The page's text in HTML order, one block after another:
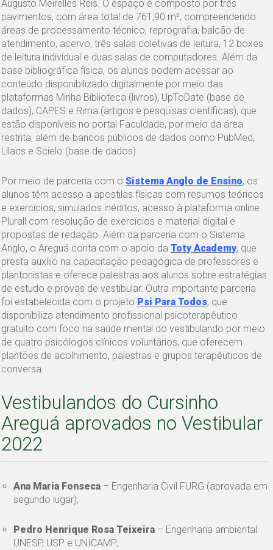
Augusto Meirelles Reis. O espaço é composto por três
pavimentos, com área total de 761,90 m², compreendendo
áreas de processamento técnico, reprografia, balcão de
atendimento, acervo, três salas coletivas de leitura, 12 boxes
de leitura individual e duas salas de computadores. Além da
base bibliográfica física, os alunos podem acessar ao
conteúdo disponibilizado digitalmente por meio das
plataformas Minha Biblioteca (livros), UpToDate (base de
dados), CAPES e Rima (artigos e pesquisas científicas), que
estão disponíveis no portal Faculdade, por meio da área
restrita, além de bancos públicos de dados como PubMed,
Lilacs e Scielo (base de dados).
Por meio de parceria com oSistema Anglo de Ensino, os
alunos têm acesso a apostilas físicas com resumos teóricos
e exercícios, simulados inéditos, acesso à plataforma online
Plurall com resolução de exercícios e material digital e
propostas de redação. Além da parceria com o Sistema
Anglo, o Areguá conta com o apoio daToty Academy, que
presta auxílio na capacitação pedagógica de professores e
plantonistas e oferece palestras aos alunos sobre estratégias
de estudo e provas de vestibular. Outra importante parceria
foi estabelecida com o projeto Psi Para Todos, que
disponibiliza atendimento profissional psicoterapêutico
gratuito com foco na saúde mental do vestibulando por meio
de quatro psicólogos clínicos voluntários, que oferecem
plantões de acolhimento, palestras e grupos terapêuticos de
conversa.
Vestibulandos do Cursinho
Areguá aprovados no Vestibular
2022
Ana Maria Fonseca – Engenharia Civil FURG (aprovada em
segundo lugar);
Pedro Henrique Rosa Teixeira – Engenharia ambiental
UNESP, USP e UNICAMP;